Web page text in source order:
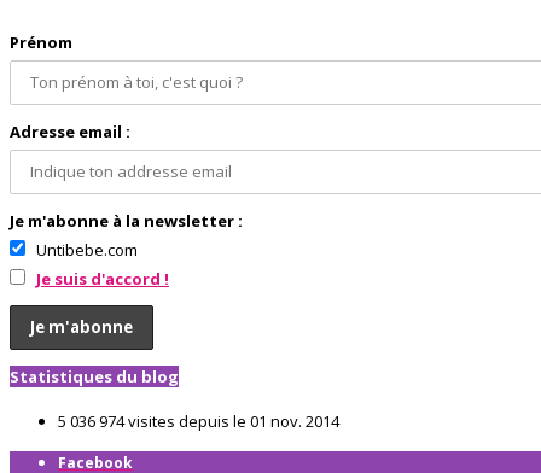
Prénom
Adresse email :
Je m'abonne à la newsletter :
Untibebe.com
Je suis d'accord !
Statistiques du blog
5 036 974 visites depuis le 01 nov. 2014
Facebook